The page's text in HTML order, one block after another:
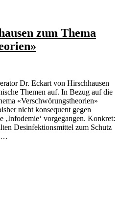
zum Thema
Dr. Eckart von Hirschhausen
Themen auf. In Bezug auf die
«Verschwörungstheorien»
nicht konsequent gegen
‚Infodemie‘ vorgegangen. Konkret:
Desinfektionsmittel zum Schutz
…